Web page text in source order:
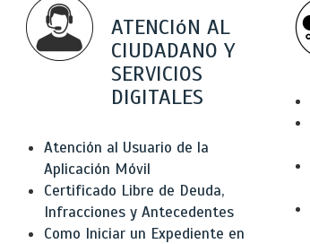
ATENCIóN AL
CIUDADANO Y
SERVICIOS
DIGITALES
Atención al Usuario de la
Aplicación Móvil
Certificado Libre de Deuda,
Infracciones y Antecedentes
Como Iniciar un Expediente en